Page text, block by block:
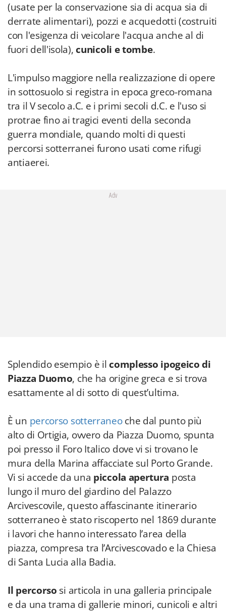
(usate per la conservazione sia di acqua sia di
derrate alimentari), pozzi e acquedotti (costruiti
con l'esigenza di veicolare l'acqua anche al di
fuori dell'isola), cunicoli e tombe.
L'impulso maggiore nella realizzazione di opere
in sottosuolo si registra in epoca greco-romana
tra il V secolo a.C. e i primi secoli d.C. e l'uso si
protrae fino ai tragici eventi della seconda
guerra mondiale, quando molti di questi
percorsi sotterranei furono usati come rifugi
antiaerei.
Adv
Splendido esempio è il complesso ipogeico di
Piazza Duomo, che ha origine greca e si trova
esattamente al di sotto di quest’ultima.
È un percorso sotterraneoche dal punto più
alto di Ortigia, ovvero da Piazza Duomo, spunta
poi presso il Foro Italico dove vi si trovano le
mura della Marina affacciate sul Porto Grande.
Vi si accede da una piccola apertura posta
lungo il muro del giardino del Palazzo
Arcivescovile, questo affascinante itinerario
sotterraneo è stato riscoperto nel 1869 durante
i lavori che hanno interessato l’area della
piazza, compresa tra l’Arcivescovado e la Chiesa
di Santa Lucia alla Badia.
Il percorso si articola in una galleria principale
e da una trama di gallerie minori, cunicoli e altri